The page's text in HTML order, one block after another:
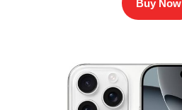
Buy Now